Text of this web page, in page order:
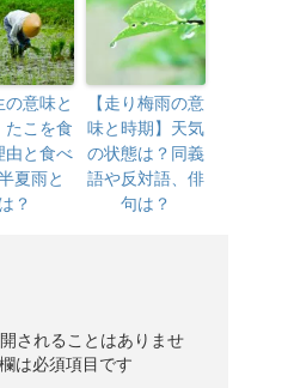
の意味と
たこを食
由と食べ
夏雨と
は？
【走り梅雨の意
味と時期】天気
の状態は？同義
語や反対語、俳
句は？
されることはありませ
は必須項目です